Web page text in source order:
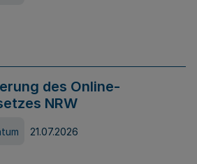
des Online-
NRW
21.07.2026